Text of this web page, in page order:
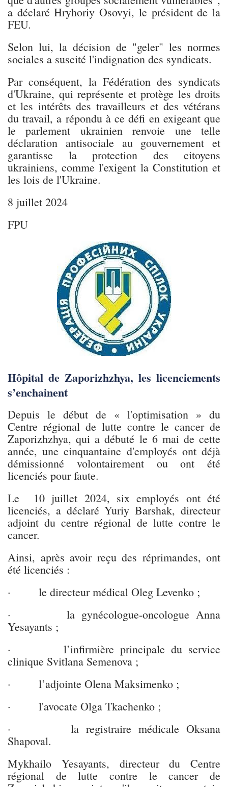
a déclaré Hryhoriy Osovyi, le président de la
FEU.
Selon lui, la décision de "geler" les normes
sociales a suscité l'indignation des syndicats.
Par conséquent, la Fédération des syndicats
d'Ukraine, qui représente et protège les droits
et les intérêts des travailleurs et des vétérans
du travail, a répondu à ce défi en exigeant que
le parlement ukrainien renvoie une telle
déclaration antisociale au gouvernement et
garantisse la protection des citoyens
ukrainiens, comme l'exigent la Constitution et
les lois de l'Ukraine.
8 juillet 2024
FPU
Hôpital de Zaporizhzhya, les licenciements
s’enchainent
Depuis le début de « l'optimisation » du
Centre régional de lutte contre le cancer de
Zaporizhzhya, qui a débuté le 6 mai de cette
année, une cinquantaine d'employés ont déjà
démissionné volontairement ou ont été
licenciés pour faute.
Le 10 juillet 2024, six employés ont été
licenciés, a déclaré Yuriy Barshak, directeur
adjoint du centre régional de lutte contre le
cancer.
Ainsi, après avoir reçu des réprimandes, ont
été licenciés :
· le directeur médical Oleg Levenko ;
· la gynécologue-oncologue Anna
Yesayants ;
· l’infirmière principale du service
clinique Svitlana Semenova ;
· l’adjointe Olena Maksimenko ;
· l'avocate Olga Tkachenko ;
· la registraire médicale Oksana
Shapoval.
Mykhailo Yesayants, directeur du Centre
régional de lutte contre le cancer de